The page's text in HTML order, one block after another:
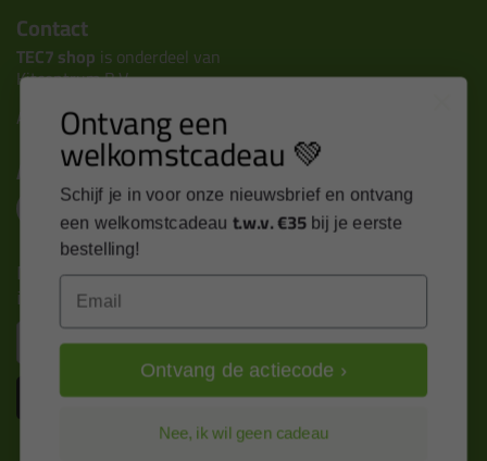
Contact
TEC7 shop is onderdeel van
Kitcentrum B.V.
Alle contactgegevens >
Altijd op de hoogte blijven?
Nieuws, tips en exclusieve deals rechtstreeks in je
inbox
Inschrijven
Ontvang een
welkomstcadeau 💚
Schijf je in voor onze nieuwsbrief en ontvang
een welkomstcadeau t.w.v. €35 bij je eerste
bestelling!
Ontvang de actiecode ›
Nee, ik wil geen cadeau